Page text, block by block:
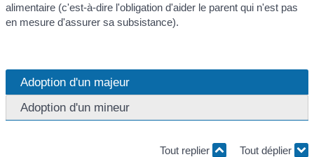
alimentaire (c'est-à-dire l'obligation d'aider le parent qui n'est pas
en mesure d'assurer sa subsistance).
Adoption d'un majeur
Adoption d'un mineur
Tout replier Tout déplier